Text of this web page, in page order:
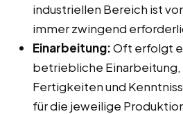
industriellen Bereich ist
immer zwingend
Einarbeitung:Oft erfolgt
betriebliche Einarbeitung,
Fertigkeiten und
für die jeweilige